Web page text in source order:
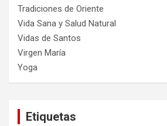
Tradiciones de Oriente
Vida Sana y Salud Natural
Vidas de Santos
Virgen María
Yoga
Etiquetas